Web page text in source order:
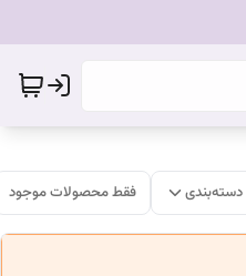
دسته‌بندی فقط محصولات موجود